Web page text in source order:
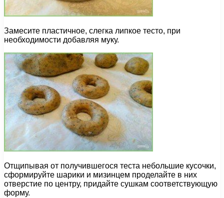
Замесите пластичное, слегка липкое тесто, при
необходимости добавляя муку.
Отщипывая от получившегося теста небольшие кусочки,
сформируйте шарики и мизинцем проделайте в них
отверстие по центру, придайте сушкам соответствующую
форму.